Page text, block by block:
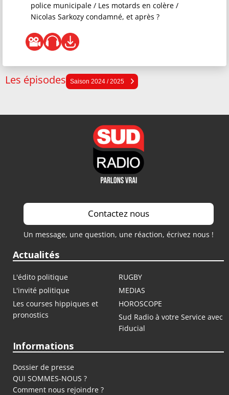
police municipale / Les motards en colère /
Nicolas Sarkozy condamné, et après ?
Les épisodes Saison 2024 / 2025
Saison 2023 / 2024
Contactez nous
Un message, une question, une réaction, écrivez nous !
Actualités
L'édito politique
RUGBY
L'invité politique
MEDIAS
Les courses hippiques et
pronostics
HOROSCOPE
Sud Radio à votre Service avec
Fiducial
Informations
Dossier de presse
QUI SOMMES-NOUS ?
Comment nous rejoindre ?